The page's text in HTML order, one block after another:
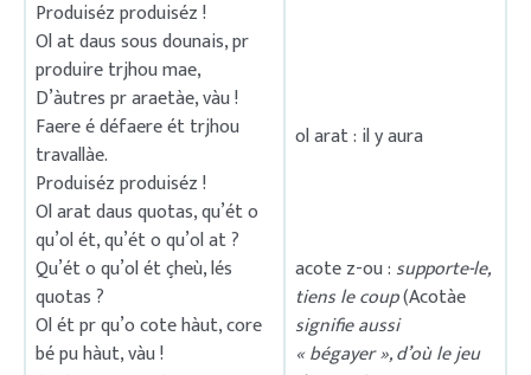
Produiséz produiséz !
Ol at daus sous dounais, pr
produire trjhou mae,
D’àutres pr araetàe, vàu !
Faere é défaere ét trjhou
travallàe.
Produiséz produiséz !
Ol arat daus quotas, qu’ét o
qu’ol ét, qu’ét o qu’ol at ?
Qu’ét o qu’ol ét çheù, lés
quotas ?
Ol ét pr qu’o cote hàut, core
bé pu hàut, vàu !
ol arat : il y aura
acote z-ou :supporte-le,
tiens le coup(Acotàe
signifie aussi
« bégayer », d’où le jeu